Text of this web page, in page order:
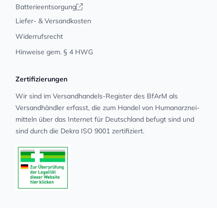
Batterieentsorgung
Liefer- & Versandkosten
Widerrufsrecht
Hinweise gem. § 4 HWG
Zertifizierungen
Wir sind im Versandhandels-Register des BfArM als
Versandhändler erfasst, die zum Handel von Human­arz­nei­
mit­teln über das Internet für Deutschland befugt sind und
sind durch die Dekra ISO 9001 zertifiziert.